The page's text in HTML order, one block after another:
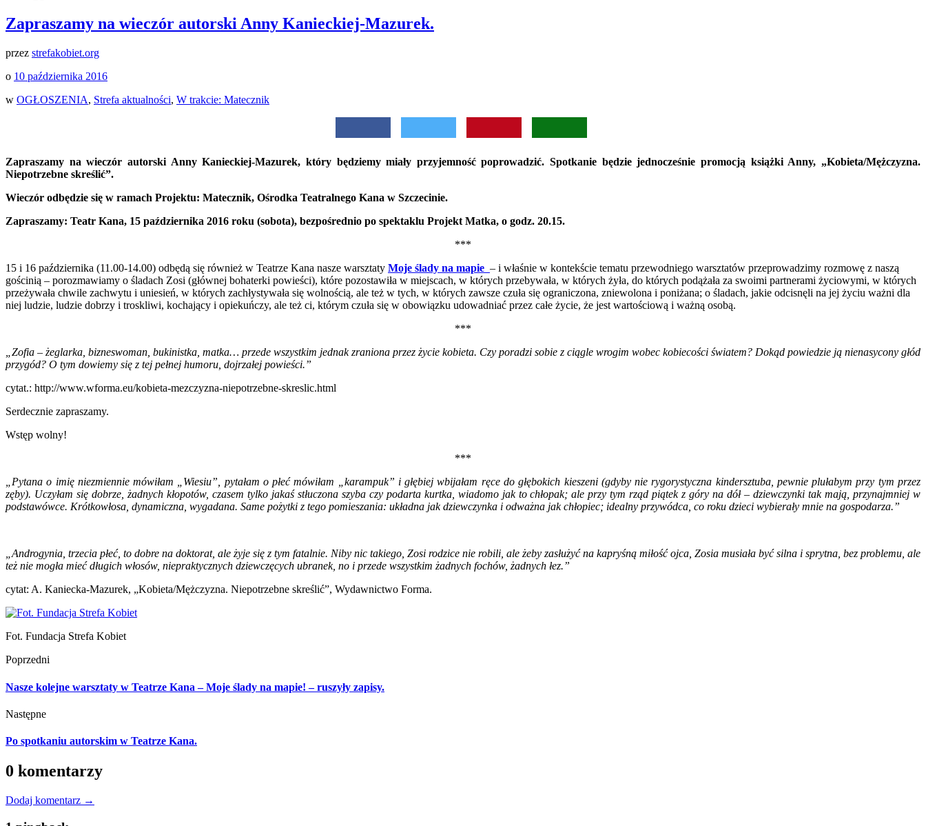
Zapraszamy na wieczór autorski Anny Kanieckiej-Mazurek.
przez strefakobiet.org
o 10 października 2016
w OGŁOSZENIA, Strefa aktualności, W trakcie: Matecznik
Zapraszamy na wieczór autorski Anny Kanieckiej-Mazurek, który będziemy miały przyjemność poprowadzić. Spotkanie będzie jednocześnie promocją książki Anny, „Kobieta/Mężczyzna.
Niepotrzebne skreślić”.
Wieczór odbędzie się w ramach Projektu: Matecznik, Ośrodka Teatralnego Kana w Szczecinie.
Zapraszamy: Teatr Kana, 15 października 2016 roku (sobota), bezpośrednio po spektaklu Projekt Matka, o godz. 20.15.
***
15 i 16 października (11.00-14.00) odbędą się również w Teatrze Kana nasze warsztaty Moje ślady na mapie – i właśnie w kontekście tematu przewodniego warsztatów przeprowadzimy rozmowę z naszą
gościnią – porozmawiamy o śladach Zosi (głównej bohaterki powieści), które pozostawiła w miejscach, w których przebywała, w których żyła, do których podążała za swoimi partnerami życiowymi, w których
przeżywała chwile zachwytu i uniesień, w których zachłystywała się wolnością, ale też w tych, w których zawsze czuła się ograniczona, zniewolona i poniżana; o śladach, jakie odcisnęli na jej życiu ważni dla
niej ludzie, ludzie dobrzy i troskliwi, kochający i opiekuńczy, ale też ci, którym czuła się w obowiązku udowadniać przez całe życie, że jest wartościową i ważną osobą.
***
„Zofia – żeglarka, bizneswoman, bukinistka, matka… przede wszystkim jednak zraniona przez życie kobieta. Czy poradzi sobie z ciągle wrogim wobec kobiecości światem? Dokąd powiedzie ją nienasycony głód
przygód? O tym dowiemy się z tej pełnej humoru, dojrzałej powieści.”
cytat.: http://www.wforma.eu/kobieta-mezczyzna-niepotrzebne-skreslic.html
Serdecznie zapraszamy.
Wstęp wolny!
***
„Pytana o imię niezmiennie mówiłam „Wiesiu”, pytałam o płeć mówiłam „karampuk” i głębiej wbijałam ręce do głębokich kieszeni (gdyby nie rygorystyczna kindersztuba, pewnie plułabym przy tym przez
zęby). Uczyłam się dobrze, żadnych kłopotów, czasem tylko jakaś stłuczona szyba czy podarta kurtka, wiadomo jak to chłopak; ale przy tym rząd piątek z góry na dół – dziewczynki tak mają, przynajmniej w
podstawówce. Krótkowłosa, dynamiczna, wygadana. Same pożytki z tego pomieszania: układna jak dziewczynka i odważna jak chłopiec; idealny przywódca, co roku dzieci wybierały mnie na gospodarza.”
„Androgynia, trzecia płeć, to dobre na doktorat, ale żyje się z tym fatalnie. Niby nic takiego, Zosi rodzice nie robili, ale żeby zasłużyć na kapryśną miłość ojca, Zosia musiała być silna i sprytna, bez problemu, ale
też nie mogła mieć długich włosów, niepraktycznych dziewczęcych ubranek, no i przede wszystkim żadnych fochów, żadnych łez.”
cytat: A. Kaniecka-Mazurek, „Kobieta/Mężczyzna. Niepotrzebne skreślić”, Wydawnictwo Forma.
Fot. Fundacja Strefa Kobiet
Poprzedni
Nasze kolejne warsztaty w Teatrze Kana – Moje ślady na mapie! – ruszyły zapisy.
Następne
Po spotkaniu autorskim w Teatrze Kana.
0 komentarzy
Dodaj komentarz →